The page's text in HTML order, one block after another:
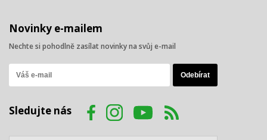
Novinky e-mailem
Nechte si pohodlně zasílat novinky na svůj e-mail
Sledujte nás